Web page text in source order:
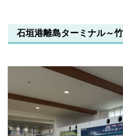
石垣港離島ターミナル～